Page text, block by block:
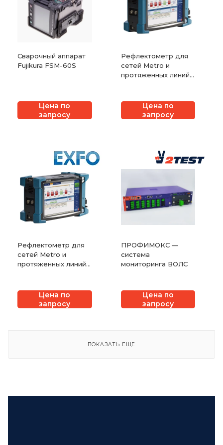
Сварочный аппарат
Fujikura FSM-60S
Цена по
запросу
Рефлектометр для
сетей Metro и
протяженных линий
Цена по
запросу
Рефлектометр для
сетей Metro и
протяженных линий
Цена по
запросу
ПРОФИМОКС —
система
мониторинга ВОЛС
Цена по
запросу
ПОКАЗАТЬ ЕЩЕ